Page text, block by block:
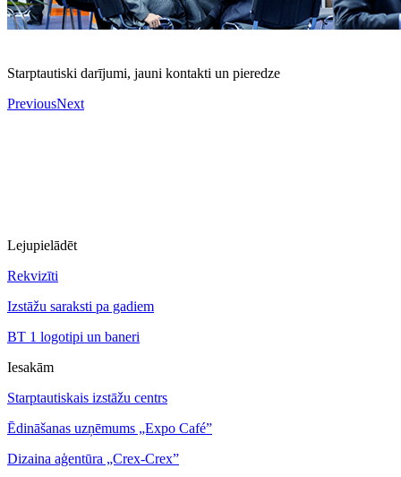
Starptautiski darījumi, jauni kontakti un pieredze
PreviousNext
Lejupielādēt
Rekvizīti
Izstāžu saraksti pa gadiem
BT 1 logotipi un baneri
Iesakām
Starptautiskais izstāžu centrs
Ēdināšanas uzņēmums „Expo Café”
Dizaina aģentūra „Crex-Crex”